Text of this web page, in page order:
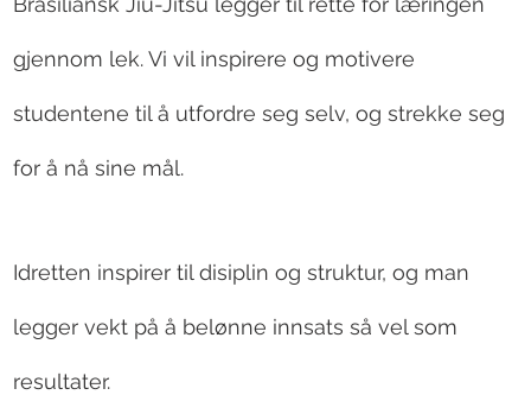
gjennom lek. Vi vil inspirere og motivere
studentene til å utfordre seg selv, og strekke seg
for å nå sine mål.
Idretten inspirer til disiplin og struktur, og man
legger vekt på å belønne innsats så vel som
resultater.